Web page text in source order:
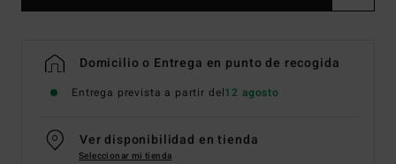
Domicilio o Entrega en punto de recogida
Entrega prevista a partir del12 agosto
Ver disponibilidad en tienda
Seleccionar mi tienda